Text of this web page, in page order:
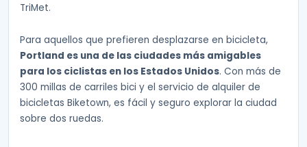
TriMet.
Para aquellos que prefieren desplazarse en bicicleta,
Portland es una de las ciudades más amigables
para los ciclistas en los Estados Unidos. Con más de
300 millas de carriles bici y el servicio de alquiler de
bicicletas Biketown, es fácil y seguro explorar la ciudad
sobre dos ruedas.